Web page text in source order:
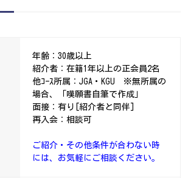
年齢：30歳以上
紹介者：在籍1年以上の正会員2名
他ｺｰｽ所属：JGA・KGU ※無所属の
場合、「嘆願書自筆で作成」
面接：有り[紹介者と同伴]
再入会：相談可
ご紹介・その他条件が合わない時
には、お気軽にご相談ください。